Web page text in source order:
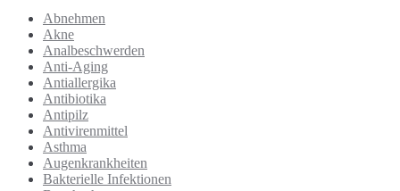
Abnehmen
Akne
Analbeschwerden
Anti-Aging
Antiallergika
Antibiotika
Antipilz
Antivirenmittel
Asthma
Augenkrankheiten
Bakterielle Infektionen